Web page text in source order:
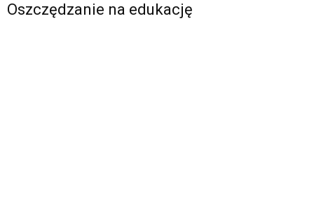
Oszczędzanie na edukację